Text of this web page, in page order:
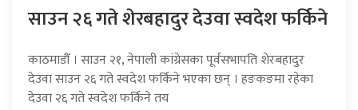
साउन २६ गते शेरबहादुर देउवा स्वदेश फर्किने
काठमाडौँ । साउन २१, नेपाली कांग्रेसका पूर्वसभापति शेरबहादुर
देउवा साउन २६ गते स्वदेश फर्किने भएका छन् । हङकङमा रहेका
देउवा २६ गते स्वदेश फर्किने तय